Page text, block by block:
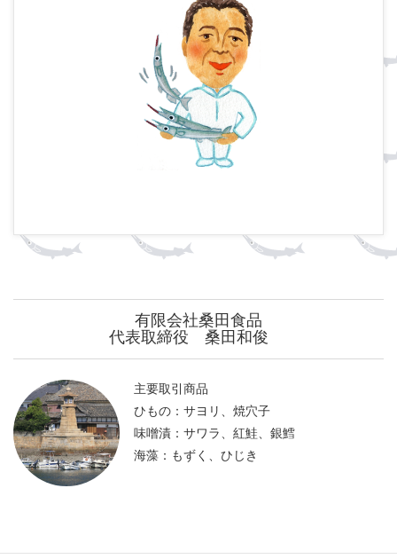
有限会社桑田食品
代表取締役 桑田和俊
主要取引商品
ひもの：サヨリ、焼穴子
味噌漬：サワラ、紅鮭、銀鱈
海藻：もずく、ひじき